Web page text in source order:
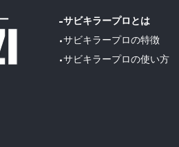
サビキラープロとは
サビキラープロの特徴
サビキラープロの使い方